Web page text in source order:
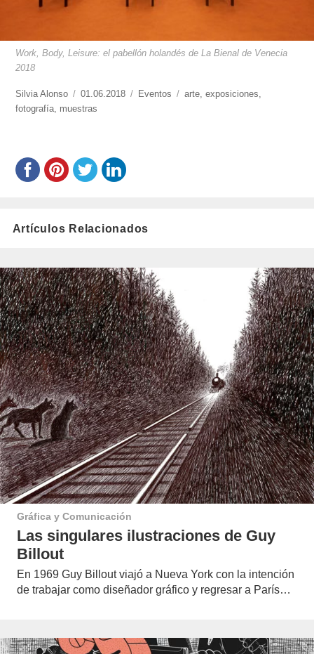
Work, Body, Leisure: el pabellón holandés de La Bienal de Venecia
2018
https://www.experimenta.es/author/silvia-
alonso/
Silvia Alonso
Publicado
el
01.06.2018 Categorías
Eventos Etiquetas
arte ,exposiciones
fotografía muestras
Artículos Relacionados
Gráfica y Comunicación
Las singulares ilustraciones de Guy
Billout
En 1969 Guy Billout viajó a Nueva York con la intención
de trabajar como diseñador gráfico y regresar a París…